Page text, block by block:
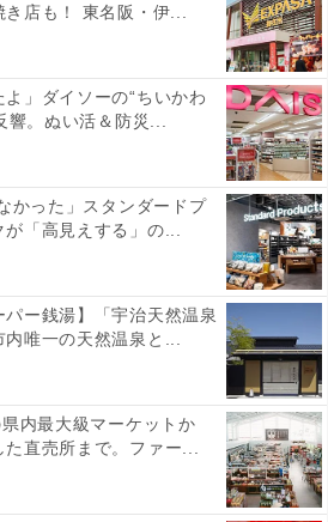
き店も！ 東名阪・伊...
よ」ダイソーの“ちいかわ
響。ぬい活＆防災...
かった」スタンダードプ
が「高見えする」の...
パー銭湯】「宇治天然温泉
唯一の天然温泉と...
内最大級マーケットか
た直売所まで。ファー...